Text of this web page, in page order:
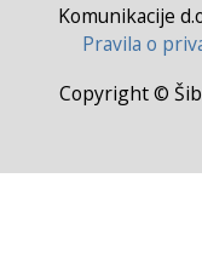
Komunikacije
Pravila o
Copyright ©